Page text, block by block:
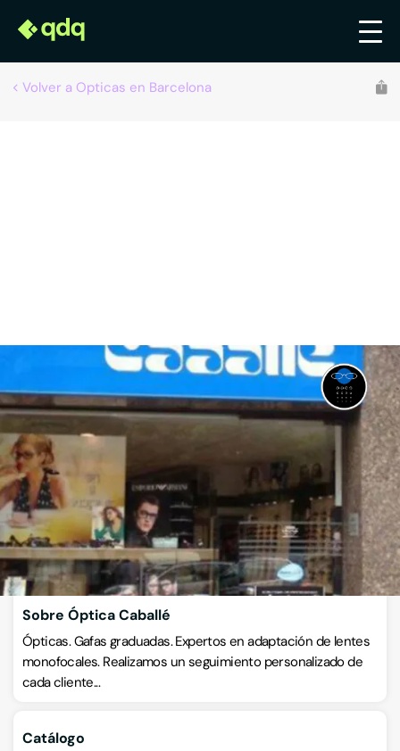
Volver a Opticas en Barcelona
Recomendado por qdq
Óptica Caballé
Ópticas
Passeig de la Pau 14, 08600, Berga, Berga, Barcelona
VISITAR WEB CÓMO LLEGAR ESCRÍBENOS
Llamar ahora
Sobre Óptica Caballé
Ópticas. Gafas graduadas. Expertos en adaptación de lentes
monofocales. Realizamos un seguimiento personalizado de
cada cliente...
Catálogo